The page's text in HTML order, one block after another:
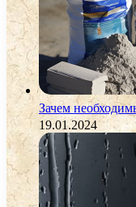
Зачем
19.01.2024